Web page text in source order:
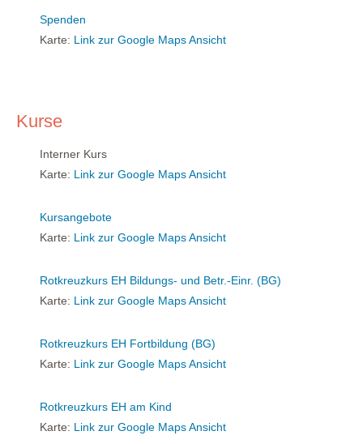
Spenden
Karte: Link zur Google Maps Ansicht
Kurse
Interner Kurs
Karte: Link zur Google Maps Ansicht
Kursangebote
Karte: Link zur Google Maps Ansicht
Rotkreuzkurs EH Bildungs- und Betr.-Einr. (BG)
Karte: Link zur Google Maps Ansicht
Rotkreuzkurs EH Fortbildung (BG)
Karte: Link zur Google Maps Ansicht
Rotkreuzkurs EH am Kind
Karte: Link zur Google Maps Ansicht